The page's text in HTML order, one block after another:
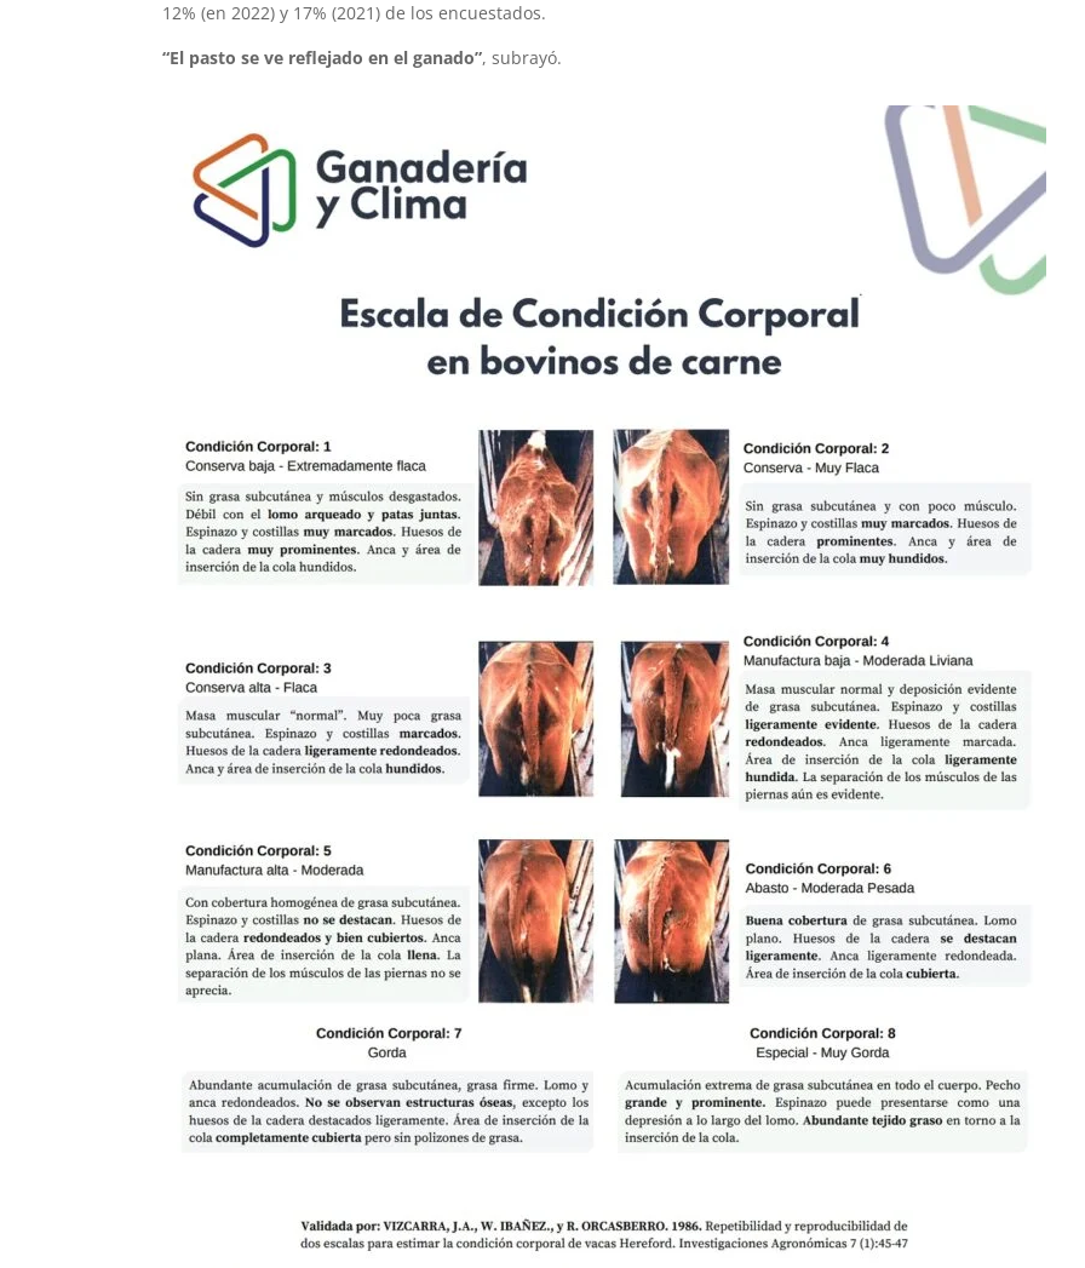
12% (en 2022) y 17% (2021) de los encuestados.
“El pasto se ve reflejado en el ganado”, subrayó.